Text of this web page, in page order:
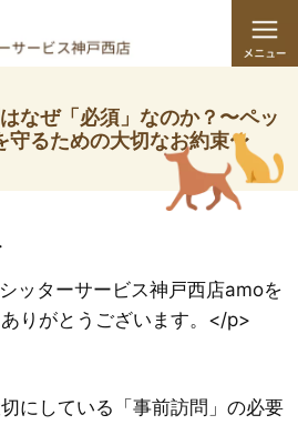
なぜ「必須」なのか？〜ペッ
守るための大切なお約束〜
ッターサービス神戸西店amoを
りがとうございます。</p>
にしている「事前訪問」の必要